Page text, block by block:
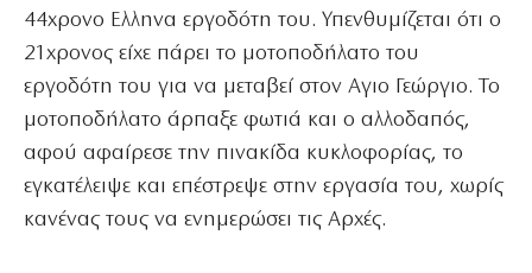
44χρονο Ελληνα εργοδότη του. Υπενθυμίζεται ότι ο
21χρονος είχε πάρει το μοτοποδήλατο του
εργοδότη του για να μεταβεί στον Αγιο Γεώργιο. Το
μοτοποδήλατο άρπαξε φωτιά και ο αλλοδαπός,
αφού αφαίρεσε την πινακίδα κυκλοφορίας, το
εγκατέλειψε και επέστρεψε στην εργασία του, χωρίς
κανένας τους να ενημερώσει τις Αρχές.